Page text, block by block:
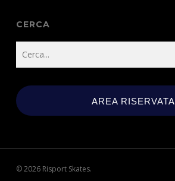
CERCA
AREA RISERVATA
© 2026 Risport Skates.